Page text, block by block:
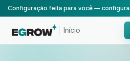
Início